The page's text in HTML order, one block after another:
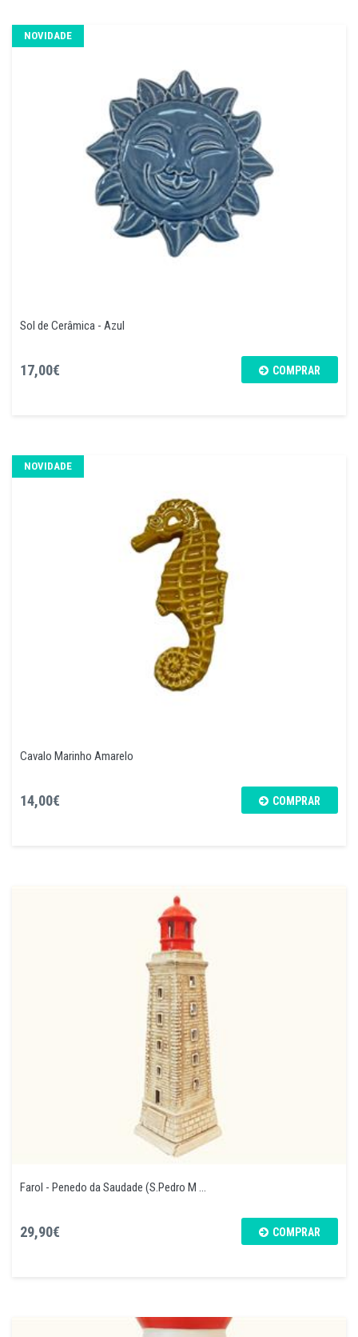
NOVIDADE
Sol de Cerâmica - Azul
17,00€ COMPRAR
NOVIDADE
Cavalo Marinho Amarelo
14,00€ COMPRAR
Farol - Penedo da Saudade (S.Pedro M ...
29,90€ COMPRAR